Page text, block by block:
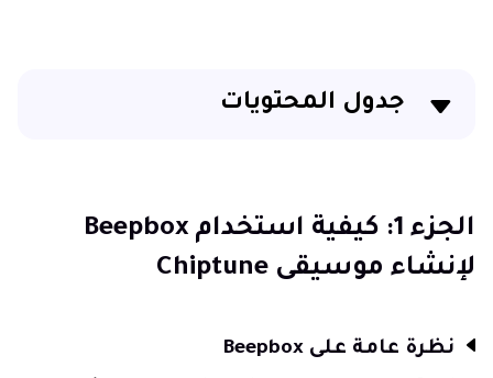
جدول المحتويات
Chiptune
الجزء 1: كيفية استخدام Beepbox
لإنشاء موسيقى Chiptune
نظرة عامة على Beepbox